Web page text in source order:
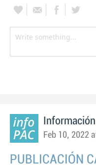
Feb 10, 2022
PUBLICACIÓN